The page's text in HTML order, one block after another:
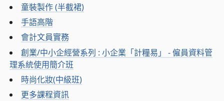
童裝製作 (半截裙)
手語高階
會計文員實務
創業/中小企經營系列 : 小企業「計糧易」 - 僱員資料管
理系統使用簡介班
時尚化妝(中級班)
更多課程資訊